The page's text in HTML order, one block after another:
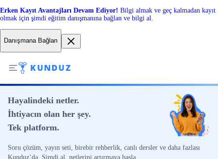
Erken Kayıt Avantajları Devam Ediyor! Bilgi almak ve geç kalmadan kayıt
olmak için şimdi eğitim danışmanına bağlan ve bilgi al.
Danışmana Bağlan
Hayalindeki netler.
İhtiyacın olan her şey.
Tek platform.
Soru çözüm, yayın seti, birebir rehberlik, canlı dersler ve daha fazlası
Kunduz’da. Şimdi al, netlerini artırmaya başla.